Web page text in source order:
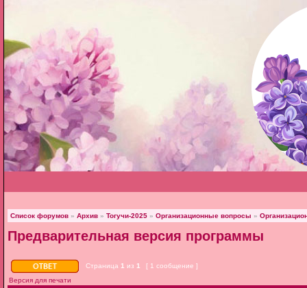
Список форумов » Архив » Тогучи-2025 » Организационные вопросы »
Предварительная версия программы
Страница 1 из 1
[ 1 сообщение ]
Версия для печати